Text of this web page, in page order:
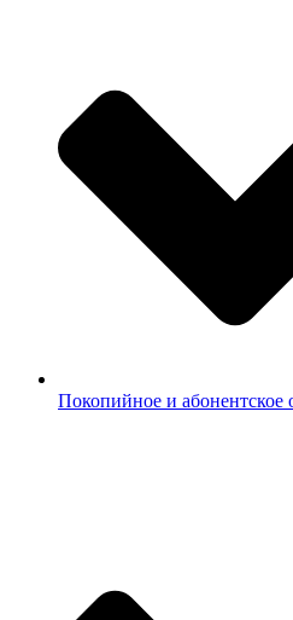
Покопийное и абонентское